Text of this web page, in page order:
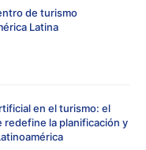
de turismo
Latina
en el turismo: el
redefine la planificación y